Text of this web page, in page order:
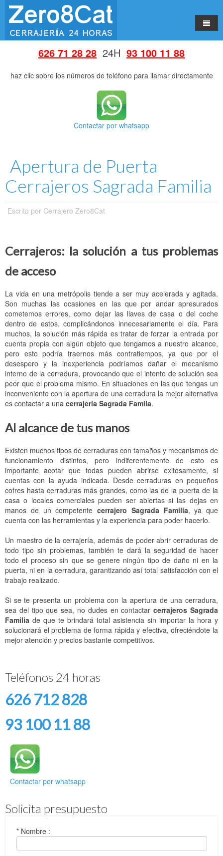
626 71 28 28 24H 93 100 11 88
haz clic sobre los números de teléfono para llamar directamente
Contactar por whatsapp
Apertura de Puerta
Cerrajeros Sagrada Familia
Escrito por Cerrajero Zero8Cat
Cerrajeros: la solución a tus problemas
de acceso
La vida en una metrópolis tiende a ser muy acelerada y agitada.
Son muchas las ocasiones en las que por andar apresurados
cometemos errores, como dejar las llaves de casa o del coche
dentro de estos, complicándonos innecesariamente el día. Para
muchos, la solución más rápida es tratar de forzar la entrada por
cuenta propia con algún objeto que tengamos a nuestro alcance,
pero esto podría traernos más contratiempos, ya que por el
desespero y la inexperiencia podríamos dañar el mecanismo
interno de la cerradura, provocando que el intento de solución sea
peor que el problema mismo. En situaciones en las que tengas un
inconveniente con la apertura de una cerradura la mejor alternativa
es contactar a una cerrajería Sagrada Famíla.
Al alcance de tus manos
Existen muchos tipos de cerraduras con tamaños y mecanismos de
funcionamiento distintos, pero indiferentemente de esto es
importante acotar que todas pueden abrirse exitosamente, si
cuentas con la ayuda indicada. Desde cerraduras en pequeños
cofres hasta cerraduras más grandes, como las de la puerta de la
casa o locales comerciales pueden ser abiertas si las dejas en
manos de un competente cerrajero Sagrada Familia, ya que
cuenta con las herramientas y la experiencia para poder hacerlo.
Un maestro de la cerrajería, además de poder abrir cerraduras de
todo tipo sin problemas, también te dará la seguridad de hacer
todo el proceso sin que se genere ningún tipo de daño ni en la
puerta, ni en la cerradura, garantizando así total satisfacción con el
trabajo realizado.
Si se te presenta un problema con la apertura de una cerradura,
sea del tipo que sea, no dudes en contactarcerrajeros Sagrada
Familia de que te brindará total asistencia sin importar la hora y
solucionará el problema de forma rápida y efectiva, ofreciéndote la
mejor atención y precios bastante competitivos.
Teléfonos 24 horas
626 712 828
93 100 11 88
Contactar por whatsapp
Solicita presupuesto
* Nombre :
Seguridad y Estética
Persianas
Puertas Blindadas
Comunidad
Cerrojo SAG Barcelona
Cerrajeros Eixample
Cerrajeros Hostafrancs
Cerrajeros Les Corts
Cerrajeros Maternitat
Cerrajeros Sarrià
Cerrajeros Bonanova
Cerrajeros Tres Torres
Cerrajeros Putget
Cerrajeros Sant Gervasi
Cerrajeros Sagrada Familia
Cerrajeros Gracia
Cerrajeros Guinardó
Cerrajeros Vila Olímpica
Cerrajeros Poble Nou
Cerrajeros Diagonal Mar
Cerrajeros El Clot
Cerrajeros La Sagrera
Cerrajeros Sant Andreu
Cerrajeros Vall d'Hebron
Cerrajeros Vallcarca
Cerrajeros Barceloneta
Cerrajeros Cornella de Llobregat
Cerrajeros Sant Joan Despí
Cerrajeros Esplugues de Llobregat
Cerrajeros Gavà
Cerrajeros Castelldefels
Cerrajeros Viladecans
Cerrajeros Sant Boi de Llobregat
Cerrajeros El Prat de Llobregat
Cerrajeros Santa Coloma de Gramenet
Cerrajeros Badalona
Cerrajeros Sant Feliu de Llobregat
Cerrajeros Molins de Rei
Cerrajeros Sant Vicenç del Horts
Cerrajeros Sant Cugat del Vallès
Cerrajeros Cerdanyola del Vallès
Cerrajeros Montcada i Reixac
Cerrajeros Rubí
Cerrajeros Barberà del Vallès
Cerrajeros Ripollet
Cerrajeros Mollet del Valles
Cerrajeros Sabadell
Contacto